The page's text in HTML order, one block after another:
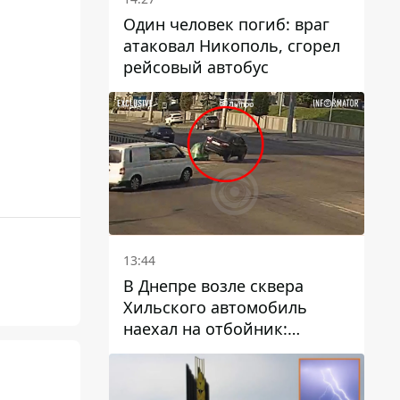
Один человек погиб: враг
атаковал Никополь, сгорел
рейсовый автобус
13:44
В Днепре возле сквера
Хильского автомобиль
наехал на отбойник:
момент происшествия